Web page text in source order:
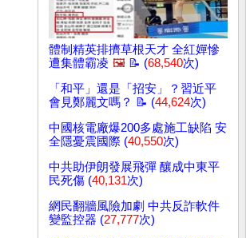
體制精英排擠草根天才 全紅嬋慘
遭集體霸凌 🖼️ 📝 (68,540次)
「和平」還是「招安」？習近平
會見鄭麗文嗎？ 📝 (44,624次)
中國核電廠爆200多處施工缺陷 安
全隱憂震國際 (40,550次)
中共助伊朗發展飛彈 釀成中東平
民死傷 (40,131次)
網民翻牆風險加劇 中共反詐軟件
變監控器 (27,777次)